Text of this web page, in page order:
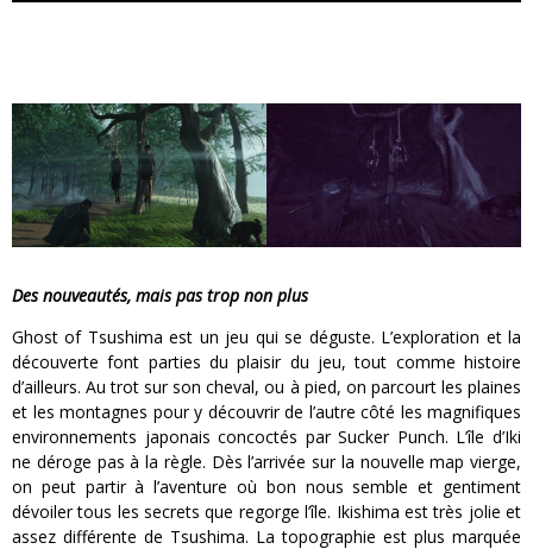
Des nouveautés, mais pas trop non plus
Ghost of Tsushima est un jeu qui se déguste. L’exploration et la
découverte font parties du plaisir du jeu, tout comme histoire
d’ailleurs. Au trot sur son cheval, ou à pied, on parcourt les plaines
et les montagnes pour y découvrir de l’autre côté les magnifiques
environnements japonais concoctés par Sucker Punch. L’île d’Iki
ne déroge pas à la règle. Dès l’arrivée sur la nouvelle map vierge,
on peut partir à l’aventure où bon nous semble et gentiment
dévoiler tous les secrets que regorge l’île. Ikishima est très jolie et
assez différente de Tsushima. La topographie est plus marquée